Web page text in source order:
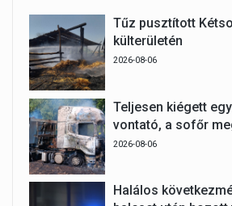
Tűz pusztított
külterületén
2026-08-06
Teljesen kiégett
vontató, a sofőr
2026-08-06
Halálos